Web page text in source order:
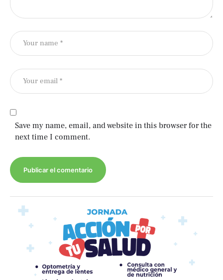
Save my name, email, and website in this browser for the
next time I comment.